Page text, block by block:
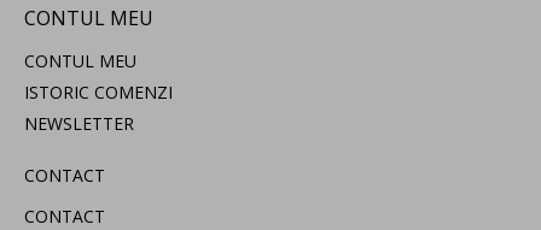
CONTUL MEU
CONTUL MEU
ISTORIC COMENZI
NEWSLETTER
CONTACT
CONTACT